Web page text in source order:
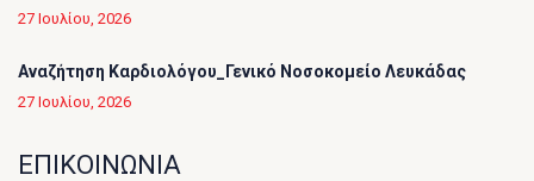
27 Ιουλίου, 2026
Αναζήτηση Καρδιολόγου_Γενικό Νοσοκομείο Λευκάδας
27 Ιουλίου, 2026
ΕΠΙΚΟΙΝΩΝΙΑ